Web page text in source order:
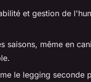
et gestion de
saisons, même en
le legging seconde